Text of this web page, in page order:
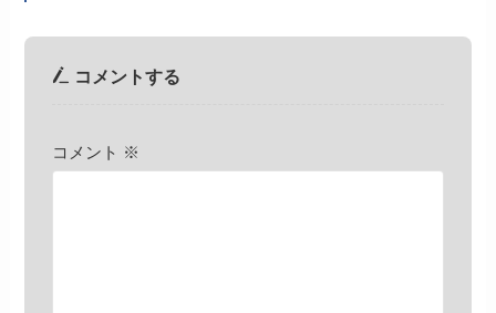
コメントする
コメント ※